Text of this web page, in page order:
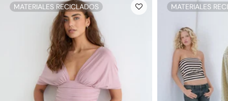
MATERIALES RECICLADOS MATERIALES